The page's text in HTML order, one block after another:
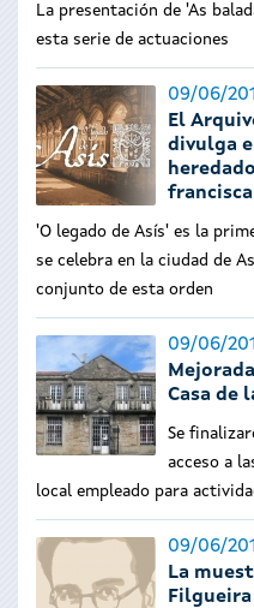
La presentación de 'As
esta serie de actuaciones
09/06/
El
divulga
'O legado de Asís' es la
se celebra en la ciudad de
conjunto de esta orden
09/06/
Casa de
Se
acceso a
local empleado para
09/06/
La